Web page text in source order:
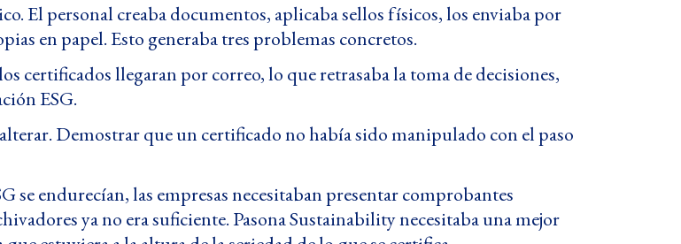
El personal creaba documentos, aplicaba sellos físicos, los enviaba por
en papel. Esto generaba tres problemas concretos.
certificados llegaran por correo, lo que retrasaba la toma de decisiones,
ESG.
Demostrar que un certificado no había sido manipulado con el paso
se endurecían, las empresas necesitaban presentar comprobantes
ya no era suficiente. Pasona Sustainability necesitaba una mejor